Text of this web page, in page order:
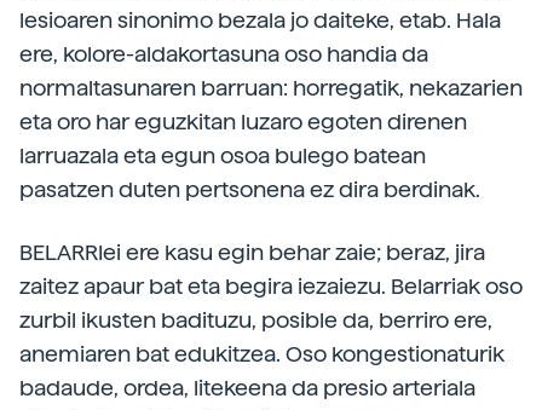
lesioaren sinonimo bezala jo daiteke, etab. Hala
ere, kolore-aldakortasuna oso handia da
normaltasunaren barruan: horregatik, nekazarien
eta oro har eguzkitan luzaro egoten direnen
larruazala eta egun osoa bulego batean
pasatzen duten pertsonena ez dira berdinak.
BELARRIei ere kasu egin behar zaie; beraz, jira
zaitez apaur bat eta begira iezaiezu. Belarriak oso
zurbil ikusten badituzu, posible da, berriro ere,
anemiaren bat edukitzea. Oso kongestionaturik
badaude, ordea, litekeena da presio arteriala